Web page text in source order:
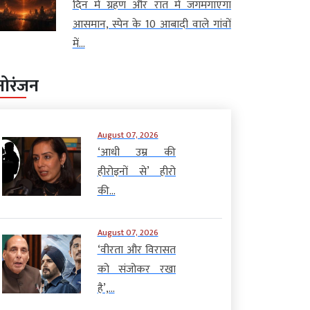
दिन में ग्रहण और रात में जगमगाएगा
आसमान, स्पेन के 10 आबादी वाले गांवों
में...
August 07, 2026
‘आधी उम्र की
हीरोइनों से’ हीरो
की...
August 07, 2026
‘वीरता और विरासत
को संजोकर रखा
है’,...